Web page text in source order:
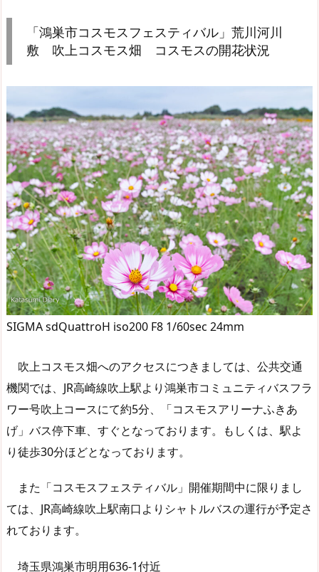
「鴻巣市コスモスフェスティバル」荒川河川
敷 吹上コスモス畑 コスモスの開花状況
SIGMA sdQuattroH iso200 F8 1/60sec 24mm
吹上コスモス畑へのアクセスにつきましては、公共交通
機関では、JR高崎線吹上駅より鴻巣市コミュニティバスフラ
ワー号吹上コースにて約5分、「コスモスアリーナふきあ
げ」バス停下車、すぐとなっております。もしくは、駅よ
り徒歩30分ほどとなっております。
また「コスモスフェスティバル」開催期間中に限りまし
ては、JR高崎線吹上駅南口よりシャトルバスの運行が予定さ
れております。
埼玉県鴻巣市明用636-1付近